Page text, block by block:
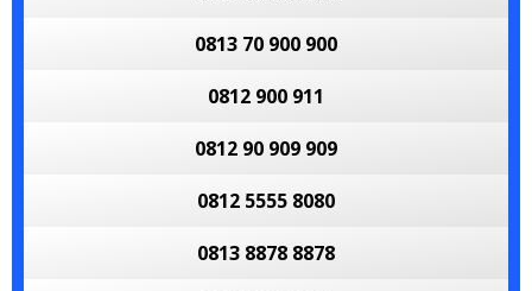
0813 70 900 900
0812 900 911
0812 90 909 909
0812 5555 8080
0813 8878 8878